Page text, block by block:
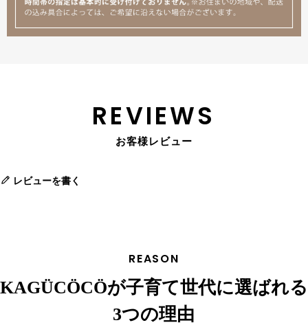
REVIEWS
お客様レビュー
レビューを書く
REASON
KAGÜCÖCÖが子育て世代に選ばれる
3つの理由